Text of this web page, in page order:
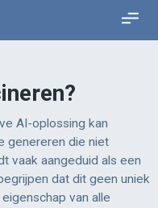
AI-oplossing kan
genereren die niet
vaak aangeduid als een
dat dit geen uniek
van alle